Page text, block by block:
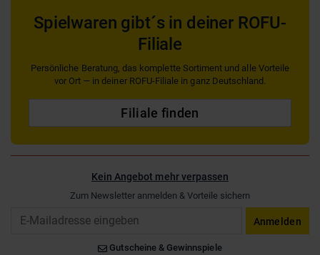
Spielwaren gibt´s in deiner ROFU-
Filiale
Persönliche Beratung, das komplette Sortiment und alle Vorteile
vor Ort — in deiner ROFU-Filiale in ganz Deutschland.
Filiale finden
Kein Angebot mehr verpassen
Zum Newsletter anmelden & Vorteile sichern
Anmelden
Gutscheine & Gewinnspiele